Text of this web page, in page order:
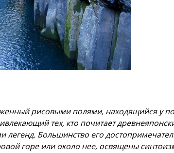
рисовыми полями, находящийся у
тех, кто почитает
легенд. Большинство его
горе или около нее, освящены